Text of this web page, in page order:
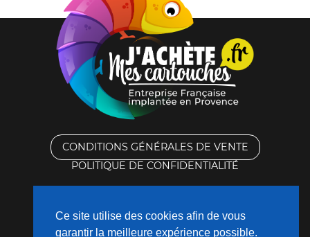
CONDITIONS GÉNÉRALES DE VENTE
POLITIQUE DE CONFIDENTIALITÉ
CONTACTEZ-NOUS
Ce site utilise des cookies afin de vous
garantir la meilleure expérience possible.